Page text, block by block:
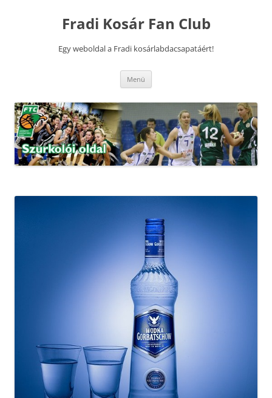
Fradi Kosár Fan Club
Egy weboldal a Fradi kosárlabdacsapatáért!
Menü